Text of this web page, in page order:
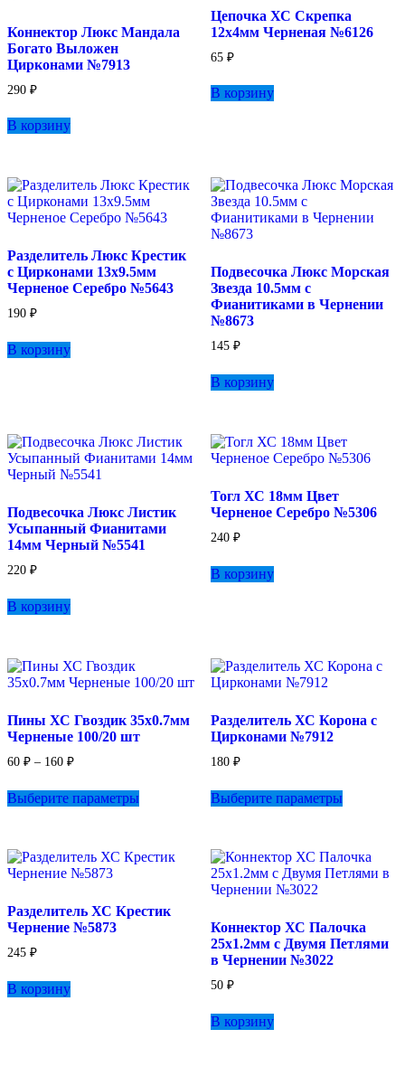
Коннектор Люкс Мандала
Богато Выложен
Цирконами №7913
290 ₽
В корзину
Цепочка ХС Скрепка
12х4мм Черненая №6126
65 ₽
В корзину
Разделитель Люкс Крестик
с Цирконами 13х9.5мм
Черненое Серебро №5643
190 ₽
В корзину
Подвесочка Люкс Морская
Звезда 10.5мм с
Фианитиками в Чернении
№8673
145 ₽
В корзину
Подвесочка Люкс Листик
Усыпанный Фианитами
14мм Черный №5541
220 ₽
В корзину
Тогл ХС 18мм Цвет
Черненое Серебро №5306
240 ₽
В корзину
Пины ХС Гвоздик 35х0.7мм
Черненые 100/20 шт
60 ₽ – 160 ₽Диапазон
60 ₽
–
Выберите параметры
Опции
на
Разделитель ХС Корона с
Цирконами №7912
180 ₽
Выберите параметрытовар
Опции
можно
странице
товара.
Разделитель ХС Крестик
Чернение №5873
245 ₽
В корзину
Коннектор ХС Палочка
25х1.2мм с Двумя Петлями
в Чернении №3022
50 ₽
В корзину